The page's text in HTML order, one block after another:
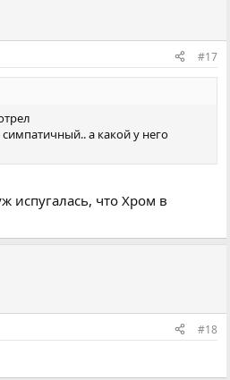
#17
симпатичный.. а какой у него
испугалась, что Хром в
#18